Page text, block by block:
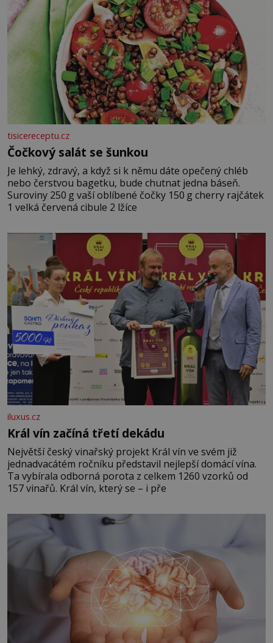
tisicereceptu.cz
Čočkový salát se šunkou
Je lehký, zdravý, a když si k němu dáte opečený chléb
nebo čerstvou bagetku, bude chutnat jedna báseň.
Suroviny 250 g vaší oblíbené čočky 150 g cherry rajčátek
1 velká červená cibule 2 lžíce
iluxus.cz
Král vín začíná třetí dekádu
Největší český vinařský projekt Král vín ve svém již
jednadvacátém ročníku představil nejlepší domácí vína.
Ta vybírala odborná porota z celkem 1260 vzorků od
157 vinařů. Král vín, který se – i pře